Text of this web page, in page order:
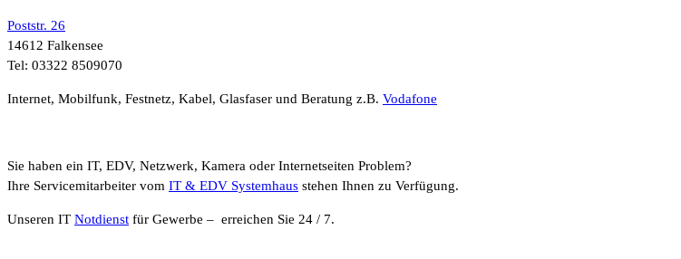
Poststr. 26
14612 Falkensee
Tel: 03322 8509070
Internet, Mobilfunk, Festnetz, Kabel, Glasfaser und Beratung z.B. Vodafone
Sie haben ein IT, EDV, Netzwerk, Kamera oder Internetseiten Problem?
Ihre Servicemitarbeiter vom IT & EDV Systemhaus stehen Ihnen zu Verfügung.
Unseren IT Notdienst für Gewerbe – erreichen Sie 24 / 7.